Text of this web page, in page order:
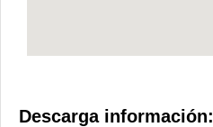
Descarga información: